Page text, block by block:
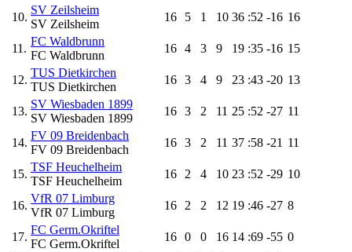
10.
SV Zeilsheim
SV Zeilsheim
16 5 1 10 36 :52 -16 16
11.
FC Waldbrunn
FC Waldbrunn
16 4 3 9 19 :35 -16 15
12.
TUS Dietkirchen
TUS Dietkirchen
16 3 4 9 23 :43 -20 13
13.
SV Wiesbaden 1899
SV Wiesbaden 1899
16 3 2 11 25 :52 -27 11
14.
FV 09 Breidenbach
FV 09 Breidenbach
16 3 2 11 37 :58 -21 11
15.
TSF Heuchelheim
TSF Heuchelheim
16 2 4 10 23 :52 -29 10
16.
VfR 07 Limburg
VfR 07 Limburg
16 2 2 12 19 :46 -27 8
17.
FC Germ.Okriftel
FC Germ.Okriftel
16 0 0 16 14 :69 -55 0